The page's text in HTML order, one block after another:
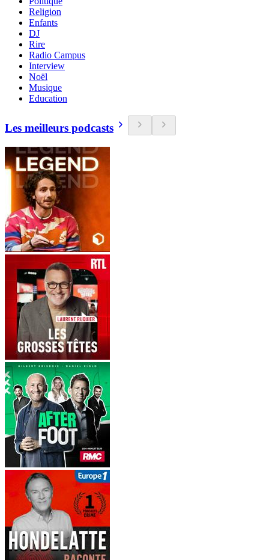
Religion
Enfants
DJ
Rire
Radio Campus
Interview
Noël
Musique
Education
Les meilleurs podcasts